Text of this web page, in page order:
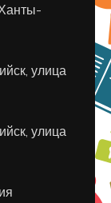
улица
улица